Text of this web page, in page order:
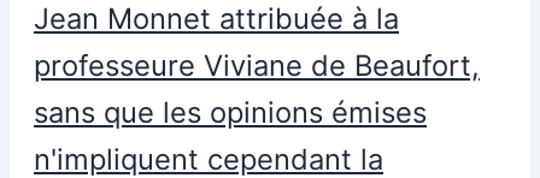
Jean Monnet attribuée à la
professeure Viviane de Beaufort,
sans que les opinions émises
n'impliquent cependant la